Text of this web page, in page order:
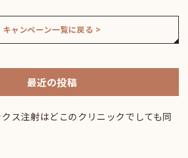
キャンペーン一覧に戻る >
最近の投稿
ス注射はどこのクリニックでしても同